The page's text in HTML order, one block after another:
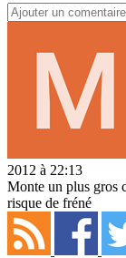
2012 à 22:13
Monte un plus gros
risque de fréné